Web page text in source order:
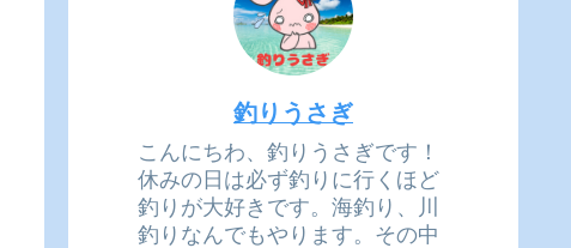
釣りうさぎ
こんにちわ、釣りうさぎです！
休みの日は必ず釣りに行くほど
釣りが大好きです。海釣り、川
釣りなんでもやります。その中